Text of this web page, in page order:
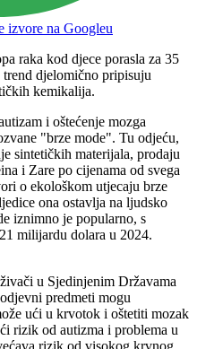
izvore na Googleu
raka kod djece porasla za 35
djelomično pripisuju
kemikalija.
i oštećenje mozga
"brze mode". Tu odjeću,
sintetičkih materijala, prodaju
i Zare po cijenama od svega
o ekološkom utjecaju brze
ona ostavlja na ljudsko
iznimno je popularno, s
milijardu dolara u 2024.
u Sjedinjenim Državama
predmeti mogu
ući u krvotok i oštetiti mozak
rizik od autizma i problema u